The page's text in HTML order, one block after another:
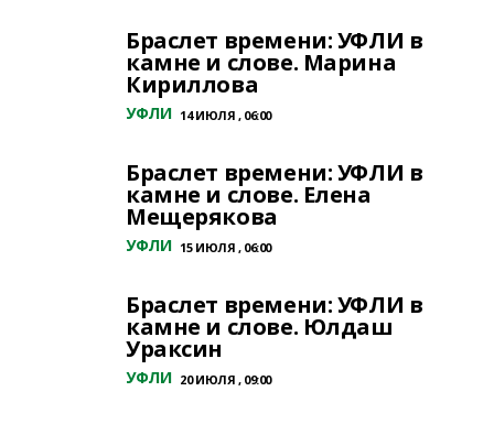
Браслет времени: УФЛИ в
камне и слове. Марина
Кириллова
УФЛИ 14 ИЮЛЯ , 06:00
Браслет времени: УФЛИ в
камне и слове. Елена
Мещерякова
УФЛИ 15 ИЮЛЯ , 06:00
Браслет времени: УФЛИ в
камне и слове. Юлдаш
Ураксин
УФЛИ 20 ИЮЛЯ , 09:00